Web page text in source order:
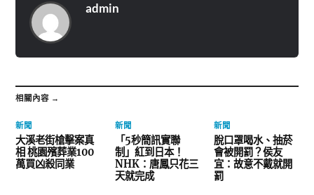
admin
相關內容 →
新聞
大溪老街槍擊案真
相 桃園殯葬業100
萬買凶殺同業
新聞
「5秒簡訊實聯
制」紅到日本！
NHK：唐鳳只花三
天就完成
新聞
脫口罩喝水、抽菸
會被開罰？侯友
宜：故意不戴就開
罰